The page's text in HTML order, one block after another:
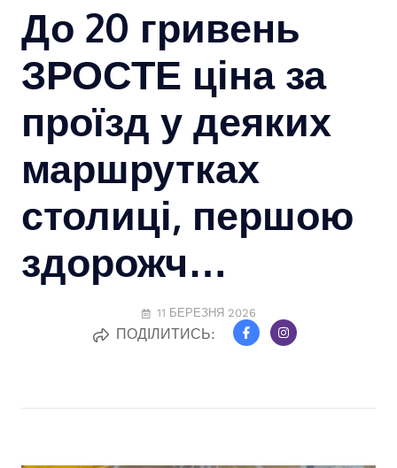
До 20 гривень
ЗРОСТЕ ціна за
проїзд у деяких
маршрутках
столиці, першою
здорожч…
11 БЕРЕЗНЯ 2026
ПОДІЛИТИСЬ: